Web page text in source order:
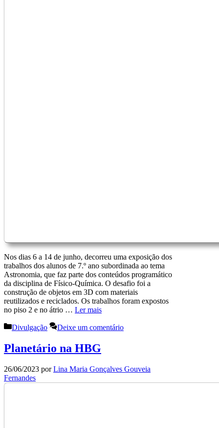
Nos dias 6 a 14 de junho, decorreu uma exposição dos
trabalhos dos alunos de 7.º ano subordinada ao tema
Astronomia, que faz parte dos conteúdos programático
da disciplina de Físico-Química. O desafio foi a
construção de objetos em 3D com materiais
reutilizados e reciclados. Os trabalhos foram expostos
no piso 2 e no átrio … Ler mais
Categorias
Divulgação Deixe um comentário
Planetário na HBG
26/06/2023 porLina Maria Gonçalves Gouveia
Fernandes